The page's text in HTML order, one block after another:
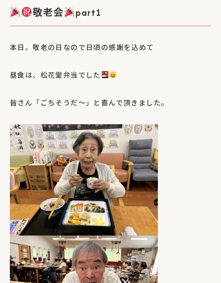
敬老会 part1
本日、敬老の日なので日頃の感謝を込めて
昼食は、松花堂弁当でした
皆さん「ごちそうだ～」と喜んで頂きました。